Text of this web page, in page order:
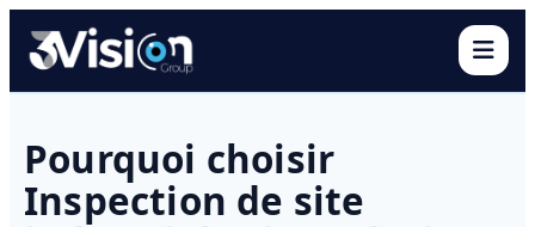
Pourquoi choisir
Inspection de site